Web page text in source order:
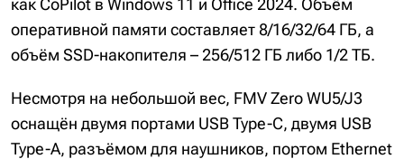
как CoPilot в Windows 11 и Office 2024. Объём
оперативной памяти составляет 8/16/32/64 ГБ, а
объём SSD-накопителя – 256/512 ГБ либо 1/2 ТБ.
Несмотря на небольшой вес, FMV Zero WU5/J3
оснащён двумя портами USB Type-C, двумя USB
Type-A, разъёмом для наушников, портом Ethernet